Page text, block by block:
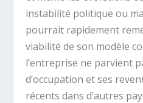
instabilité politique ou
pourrait rapidement
viabilité de son modèle
l’entreprise ne parvient
d’occupation et ses
récents dans d’autres